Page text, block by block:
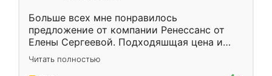
Больше всех мне понравилось
предложение от компании Ренессанс от
Елены Сергеевой. Подходяшщая цена и
короткие сроки изготовления. Приехавший
для замера сотрудник Владислав
Читать полностью